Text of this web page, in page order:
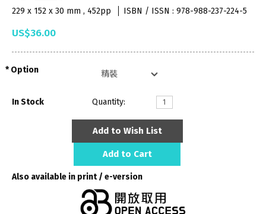
229 x 152 x 30 mm , 452pp
ISBN / ISSN : 978-988-237-224-5
US$36.00
Option
In Stock Quantity:
Add to Wish List
Add to Cart
Also available in print / e-version